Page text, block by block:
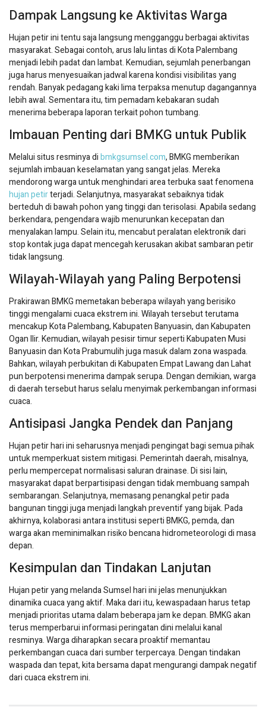
Dampak Langsung ke Aktivitas Warga
Hujan petir ini tentu saja langsung mengganggu berbagai aktivitas
masyarakat. Sebagai contoh, arus lalu lintas di Kota Palembang
menjadi lebih padat dan lambat. Kemudian, sejumlah penerbangan
juga harus menyesuaikan jadwal karena kondisi visibilitas yang
rendah. Banyak pedagang kaki lima terpaksa menutup dagangannya
lebih awal. Sementara itu, tim pemadam kebakaran sudah
menerima beberapa laporan terkait pohon tumbang.
Imbauan Penting dari BMKG untuk Publik
Melalui situs resminya dibmkgsumsel.com, BMKG memberikan
sejumlah imbauan keselamatan yang sangat jelas. Mereka
mendorong warga untuk menghindari area terbuka saat fenomena
hujan petirterjadi. Selanjutnya, masyarakat sebaiknya tidak
berteduh di bawah pohon yang tinggi dan terisolasi. Apabila sedang
berkendara, pengendara wajib menurunkan kecepatan dan
menyalakan lampu. Selain itu, mencabut peralatan elektronik dari
stop kontak juga dapat mencegah kerusakan akibat sambaran petir
tidak langsung.
Wilayah-Wilayah yang Paling Berpotensi
Prakirawan BMKG memetakan beberapa wilayah yang berisiko
tinggi mengalami cuaca ekstrem ini. Wilayah tersebut terutama
mencakup Kota Palembang, Kabupaten Banyuasin, dan Kabupaten
Ogan Ilir. Kemudian, wilayah pesisir timur seperti Kabupaten Musi
Banyuasin dan Kota Prabumulih juga masuk dalam zona waspada.
Bahkan, wilayah perbukitan di Kabupaten Empat Lawang dan Lahat
pun berpotensi menerima dampak serupa. Dengan demikian, warga
di daerah tersebut harus selalu menyimak perkembangan informasi
cuaca.
Antisipasi Jangka Pendek dan Panjang
Hujan petir hari ini seharusnya menjadi pengingat bagi semua pihak
untuk memperkuat sistem mitigasi. Pemerintah daerah, misalnya,
perlu mempercepat normalisasi saluran drainase. Di sisi lain,
masyarakat dapat berpartisipasi dengan tidak membuang sampah
sembarangan. Selanjutnya, memasang penangkal petir pada
bangunan tinggi juga menjadi langkah preventif yang bijak. Pada
akhirnya, kolaborasi antara institusi seperti BMKG, pemda, dan
warga akan meminimalkan risiko bencana hidrometeorologi di masa
depan.
Kesimpulan dan Tindakan Lanjutan
Hujan petir yang melanda Sumsel hari ini jelas menunjukkan
dinamika cuaca yang aktif. Maka dari itu, kewaspadaan harus tetap
menjadi prioritas utama dalam beberapa jam ke depan. BMKG akan
terus memperbarui informasi peringatan dini melalui kanal
resminya. Warga diharapkan secara proaktif memantau
perkembangan cuaca dari sumber terpercaya. Dengan tindakan
waspada dan tepat, kita bersama dapat mengurangi dampak negatif
dari cuaca ekstrem ini.